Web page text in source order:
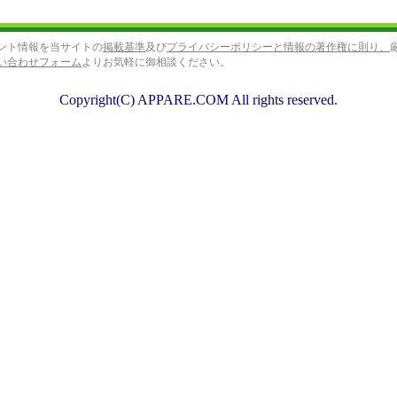
ト情報を当サイトの掲載基準及びプライバシーポリシーと情報の著作権に則り、
合わせフォームよりお気軽に御相談ください。
Copyright(C) APPARE.COM All rights reserved.